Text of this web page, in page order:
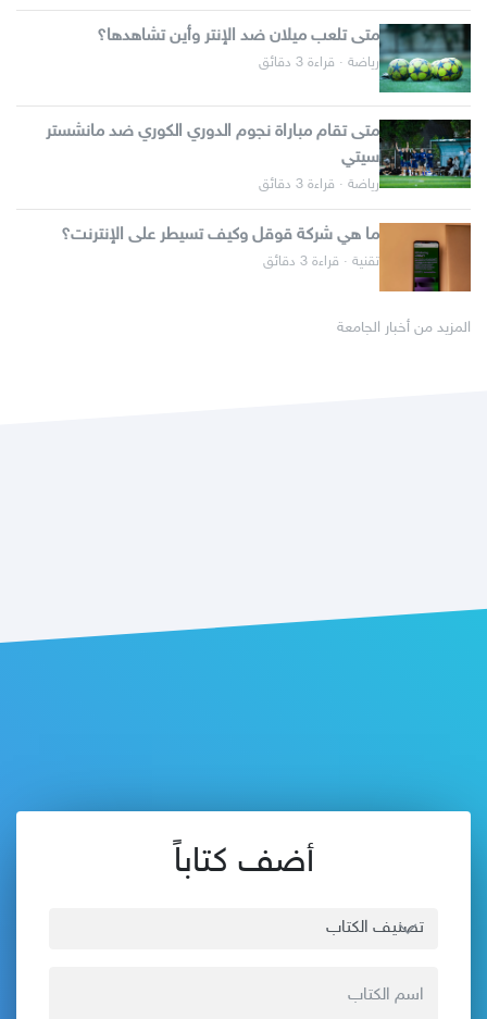
متى تلعب ميلان ضد الإنتر وأين تشاهدها؟
رياضة · قراءة 3 دقائق
متى تقام مباراة نجوم الدوري الكوري ضد مانشستر
سيتي
رياضة · قراءة 3 دقائق
ما هي شركة قوقل وكيف تسيطر على الإنترنت؟
تقنية · قراءة 3 دقائق
المزيد من أخبار الجامعة
أضف كتاباً